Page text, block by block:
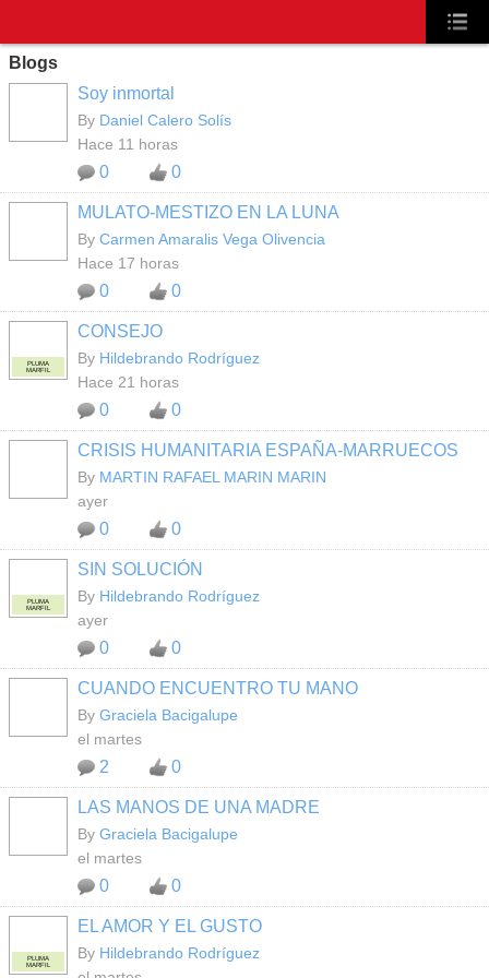
Blogs
Soy inmortal
By Daniel Calero Solís
Hace 11 horas
0 0
MULATO-MESTIZO EN LA LUNA
By Carmen Amaralis Vega Olivencia
Hace 17 horas
0 0
PLUMA
MARFIL
CONSEJO
By Hildebrando Rodríguez
Hace 21 horas
0 0
CRISIS HUMANITARIA ESPAÑA-MARRUECOS
By MARTIN RAFAEL MARIN MARIN
ayer
0 0
PLUMA
MARFIL
SIN SOLUCIÓN
By Hildebrando Rodríguez
ayer
0 0
CUANDO ENCUENTRO TU MANO
By Graciela Bacigalupe
el martes
2 0
LAS MANOS DE UNA MADRE
By Graciela Bacigalupe
el martes
0 0
PLUMA
MARFIL
EL AMOR Y EL GUSTO
By Hildebrando Rodríguez